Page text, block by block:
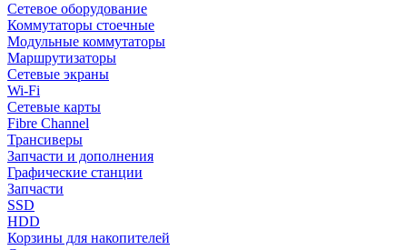
Сетевое оборудование
Коммутаторы стоечные
Модульные коммутаторы
Маршрутизаторы
Сетевые экраны
Wi-Fi
Сетевые карты
Fibre Channel
Трансиверы
Запчасти и дополнения
Графические станции
Запчасти
SSD
HDD
Корзины для накопителей